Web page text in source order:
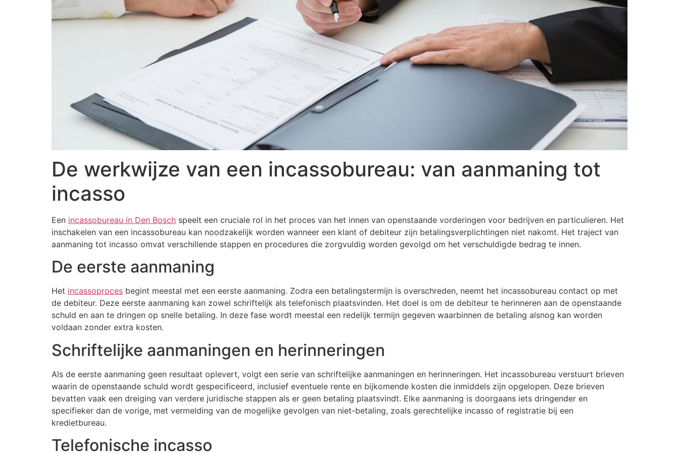
De werkwijze van een incassobureau: van aanmaning tot
incasso
Een incassobureau in Den Bosch speelt een cruciale rol in het proces van het innen van openstaande vorderingen voor bedrijven en particulieren. Het
inschakelen van een incassobureau kan noodzakelijk worden wanneer een klant of debiteur zijn betalingsverplichtingen niet nakomt. Het traject van
aanmaning tot incasso omvat verschillende stappen en procedures die zorgvuldig worden gevolgd om het verschuldigde bedrag te innen.
De eerste aanmaning
Het incassoproces begint meestal met een eerste aanmaning. Zodra een betalingstermijn is overschreden, neemt het incassobureau contact op met
de debiteur. Deze eerste aanmaning kan zowel schriftelijk als telefonisch plaatsvinden. Het doel is om de debiteur te herinneren aan de openstaande
schuld en aan te dringen op snelle betaling. In deze fase wordt meestal een redelijk termijn gegeven waarbinnen de betaling alsnog kan worden
voldaan zonder extra kosten.
Schriftelijke aanmaningen en herinneringen
Als de eerste aanmaning geen resultaat oplevert, volgt een serie van schriftelijke aanmaningen en herinneringen. Het incassobureau verstuurt brieven
waarin de openstaande schuld wordt gespecificeerd, inclusief eventuele rente en bijkomende kosten die inmiddels zijn opgelopen. Deze brieven
bevatten vaak een dreiging van verdere juridische stappen als er geen betaling plaatsvindt. Elke aanmaning is doorgaans iets dringender en
specifieker dan de vorige, met vermelding van de mogelijke gevolgen van niet-betaling, zoals gerechtelijke incasso of registratie bij een
kredietbureau.
Telefonische incasso